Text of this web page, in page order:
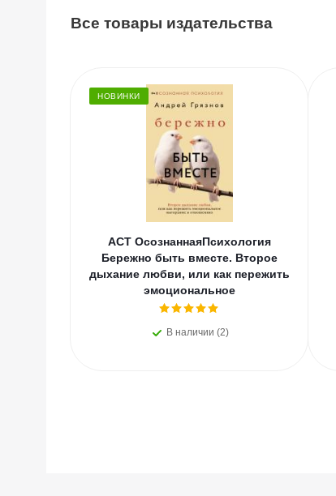
Все товары издательства
НОВИНКИ
АСТ ОсознаннаяПсихология
Бережно быть вместе. Второе
дыхание любви, или как пережить
эмоциональное
В наличии (2)